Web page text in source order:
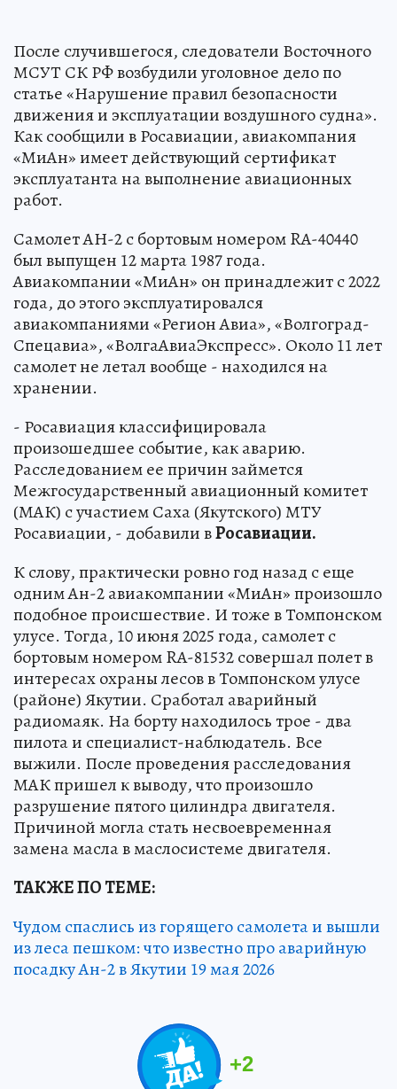
После случившегося, следователи Восточного
МСУТ СК РФ возбудили уголовное дело по
статье «Нарушение правил безопасности
движения и эксплуатации воздушного судна».
Как сообщили в Росавиации, авиакомпания
«МиАн» имеет действующий сертификат
эксплуатанта на выполнение авиационных
работ.
Самолет АН-2 с бортовым номером RA-40440
был выпущен 12 марта 1987 года.
Авиакомпании «МиАн» он принадлежит с 2022
года, до этого эксплуатировался
авиакомпаниями «Регион Авиа», «Волгоград-
Спецавиа», «ВолгаАвиаЭкспресс». Около 11 лет
самолет не летал вообще - находился на
хранении.
- Росавиация классифицировала
произошедшее событие, как аварию.
Расследованием ее причин займется
Межгосударственный авиационный комитет
(МАК) с участием Саха (Якутского) МТУ
Росавиации, - добавили вРосавиации.
К слову, практически ровно год назад с еще
одним Ан-2 авиакомпании «МиАн» произошло
подобное происшествие. И тоже в Томпонском
улусе. Тогда, 10 июня 2025 года, самолет с
бортовым номером RA-81532 совершал полет в
интересах охраны лесов в Томпонском улусе
(районе) Якутии. Сработал аварийный
радиомаяк. На борту находилось трое - два
пилота и специалист-наблюдатель. Все
выжили. После проведения расследования
МАК пришел к выводу, что произошло
разрушение пятого цилиндра двигателя.
Причиной могла стать несвоевременная
замена масла в маслосистеме двигателя.
ТАКЖЕ ПО ТЕМЕ:
Чудом спаслись из горящего самолета и вышли
из леса пешком: что известно про аварийную
посадку Ан-2 в Якутии 19 мая 2026
+2